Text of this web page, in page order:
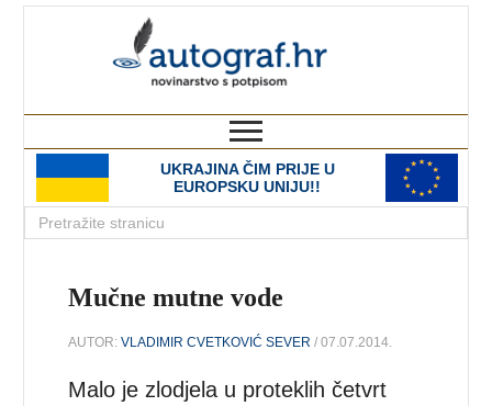
UKRAJINA ČIM PRIJE U
EUROPSKU UNIJU!!
Mučne mutne vode
AUTOR:VLADIMIR CVETKOVIĆ SEVER / 07.07.2014.
Malo je zlodjela u proteklih četvrt